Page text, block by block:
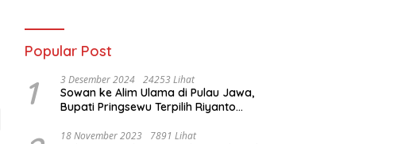
Popular Post
1 3 Desember 2024 24253 Lihat
Sowan ke Alim Ulama di Pulau Jawa,
Bupati Pringsewu Terpilih Riyanto
Amanah
18 November 2023 7891 Lihat